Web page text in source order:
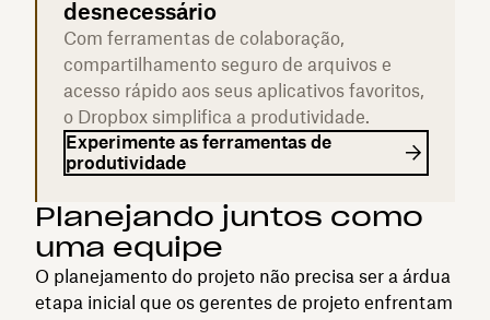
desnecessário
Com ferramentas de colaboração,
compartilhamento seguro de arquivos e
acesso rápido aos seus aplicativos favoritos,
o Dropbox simplifica a produtividade.
Experimente as ferramentas de
produtividade
Planejando juntos como
uma equipe
O planejamento do projeto não precisa ser a árdua
etapa inicial que os gerentes de projeto enfrentam